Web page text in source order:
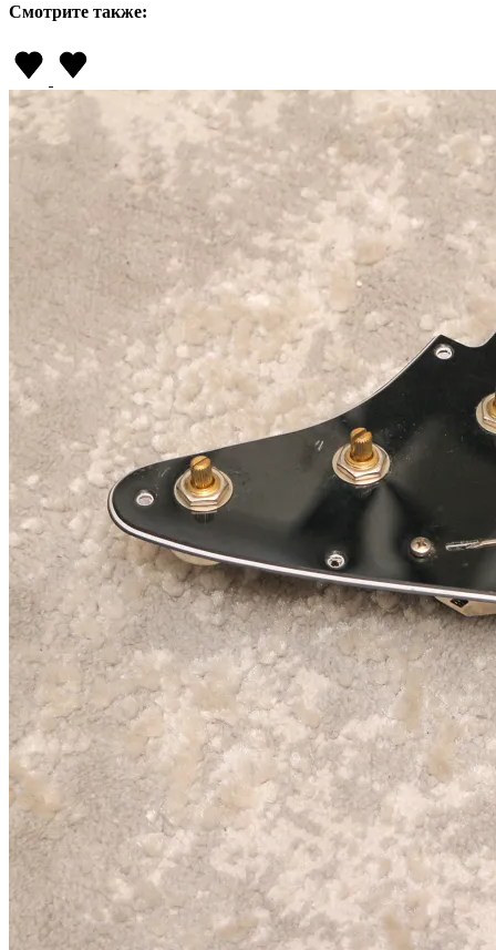
Смотрите также: